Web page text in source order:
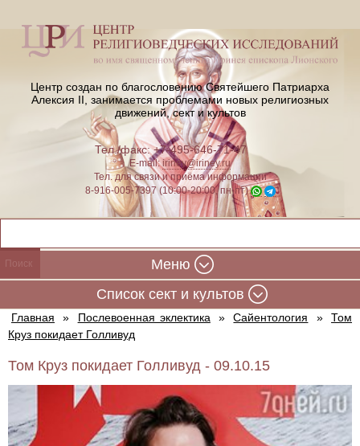
Центр создан по благословению Святейшего Патриарха
Алексия II, занимается проблемами новых религиозных
движений, сект и культов
Тел./факс: +7-495-646-71-47
E-mail:iriney@iriney.ru
Тел. для связи и приёма информации
8-916-005-7397 (10:00-20:00, пн-пт)
Меню
Cписок сект и культов
Главная » Послевоенная эклектика » Сайентология »
Том
Круз покидает Голливуд
Том Круз покидает Голливуд - 09.10.15